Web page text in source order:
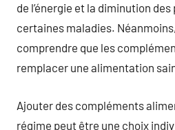
de l’énergie et la diminution
certaines maladies.
comprendre que les
remplacer une alimentation
Ajouter des compléments
régime peut être une choix